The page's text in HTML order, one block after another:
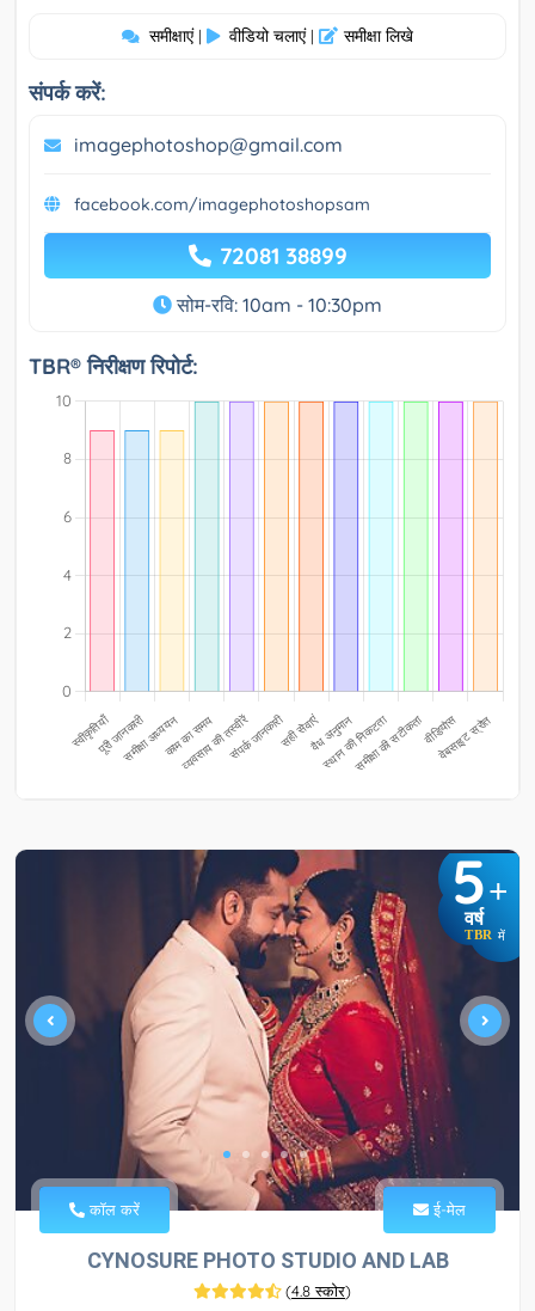
समीक्षाएं | वीडियो चलाएं | समीक्षा लिखे
संपर्क करें:
imagephotoshop@gmail.com
facebook.com/imagephotoshopsam
72081 38899
सोम-रवि: 10am - 10:30pm
TBR® निरीक्षण रिपोर्ट:
5+
वर्ष
TBR में
कॉल करें ई-मेल
CYNOSURE PHOTO STUDIO AND LAB
(4.8 स्कोर)